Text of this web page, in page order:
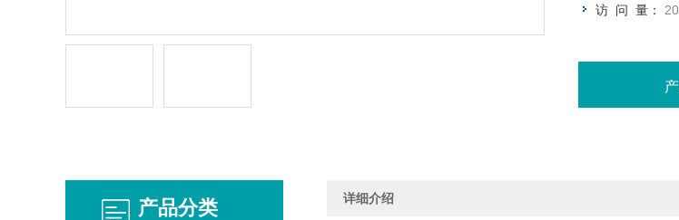
访 问 量：
产品分类 详细介绍